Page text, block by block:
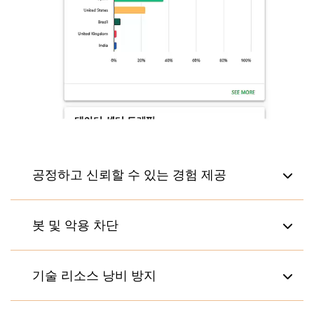
공정하고 신뢰할 수 있는 경험 제공
있는 판매 및 등록 서비스로 전환
우선순위 지정 방식으로 공정한 액세스 보장
봇 및 악용 차단
연, 차단, 검증
기술 리소스 낭비 방지